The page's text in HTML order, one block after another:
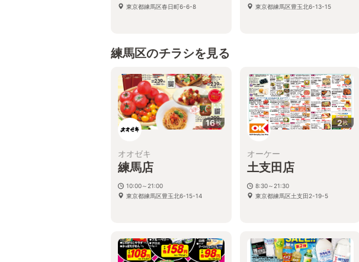
東京都練馬区春日町6-6-8
東京都練馬区豊玉北6-13-15
練馬区のチラシを見る
16枚
オオゼキ
練馬店
10:00～21:00
東京都練馬区豊玉北6-15-14
2枚
オーケー
土支田店
8:30～21:30
東京都練馬区土支田2-19-5